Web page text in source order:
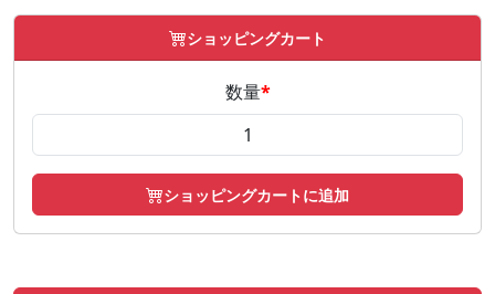
ショッピングカート
数量*
ショッピングカートに追加